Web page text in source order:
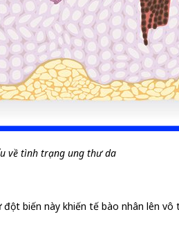
về tình trạng ung thư da
biến này khiến tế bào nhân lên